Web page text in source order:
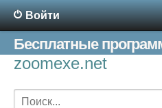
Войти
Бесплатные
zoomexe.net